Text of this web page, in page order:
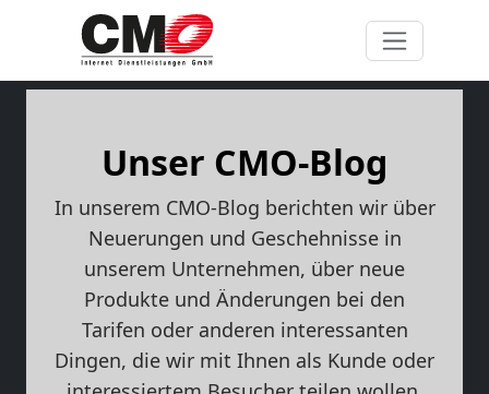
Unser CMO-Blog
In unserem CMO-Blog berichten wir über
Neuerungen und Geschehnisse in
unserem Unternehmen, über neue
Produkte und Änderungen bei den
Tarifen oder anderen interessanten
Dingen, die wir mit Ihnen als Kunde oder